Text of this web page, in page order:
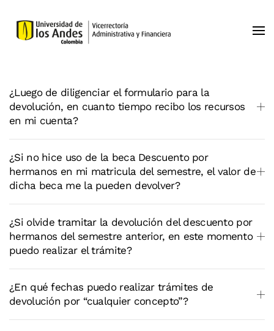
Skip to main content
¿Luego de diligenciar el formulario para la
devolución, en cuanto tiempo recibo los recursos
en mi cuenta?
¿Si no hice uso de la beca Descuento por
hermanos en mi matricula del semestre, el valor de
dicha beca me la pueden devolver?
¿Si olvide tramitar la devolución del descuento por
hermanos del semestre anterior, en este momento
puedo realizar el trámite?
¿En qué fechas puedo realizar trámites de
devolución por “cualquier concepto”?